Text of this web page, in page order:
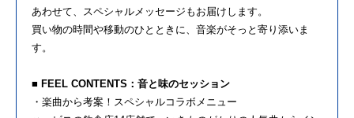
あわせて、スペシャルメッセージもお届けします。
買い物の時間や移動のひとときに、音楽がそっと寄り添いま
す。
■ FEEL CONTENTS：音と味のセッション
・楽曲から考案！スペシャルコラボメニュー